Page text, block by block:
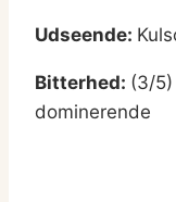
Udseende:
Bitterhed: (3/5)
dominerende